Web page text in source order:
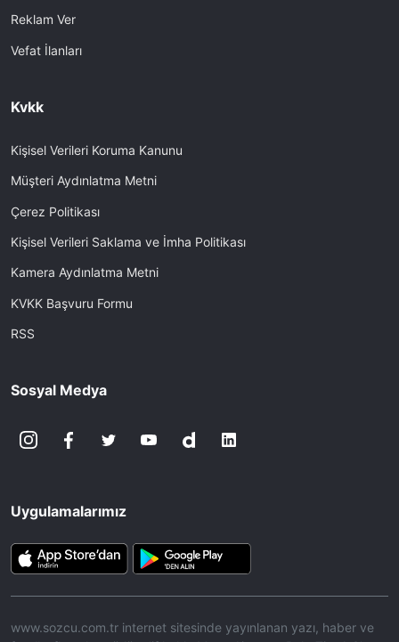
Reklam Ver
Vefat İlanları
Kvkk
Kişisel Verileri Koruma Kanunu
Müşteri Aydınlatma Metni
Çerez Politikası
Kişisel Verileri Saklama ve İmha Politikası
Kamera Aydınlatma Metni
KVKK Başvuru Formu
RSS
Sosyal Medya
Uygulamalarımız
www.sozcu.com.tr internet sitesinde yayınlanan yazı, haber ve